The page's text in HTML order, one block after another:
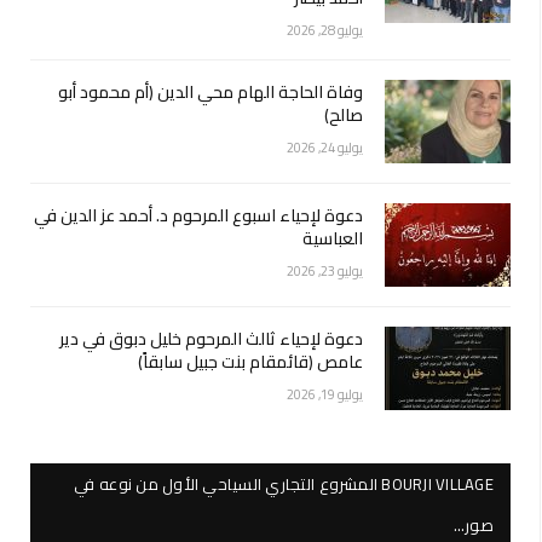
يوليو 28, 2026
وفاة الحاجة الهام محي الدين (أم محمود أبو
صالح)
يوليو 24, 2026
دعوة لإحياء اسبوع المرحوم د. أحمد عز الدين في
العباسية
يوليو 23, 2026
دعوة لإحياء ثالث المرحوم خليل دبوق في دير
عامص (قائمقام بنت جبيل سابقاً)
يوليو 19, 2026
BOURJI VILLAGE المشروع التجاري السياحي الأول من نوعه في
صور…